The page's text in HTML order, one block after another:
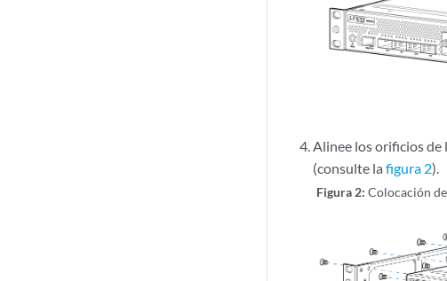
Alinee los orificios de
(consulte lafigura 2).
Figura 2:Colocación